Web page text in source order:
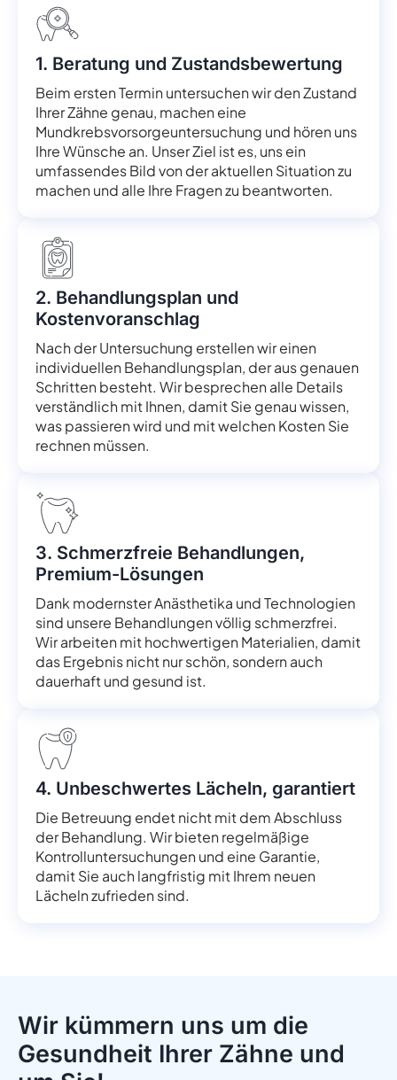
1. Beratung und Zustandsbewertung
Beim ersten Termin untersuchen wir den Zustand
Ihrer Zähne genau, machen eine
Mundkrebsvorsorgeuntersuchung und hören uns
Ihre Wünsche an. Unser Ziel ist es, uns ein
umfassendes Bild von der aktuellen Situation zu
machen und alle Ihre Fragen zu beantworten.
2. Behandlungsplan und
Kostenvoranschlag
Nach der Untersuchung erstellen wir einen
individuellen Behandlungsplan, der aus genauen
Schritten besteht. Wir besprechen alle Details
verständlich mit Ihnen, damit Sie genau wissen,
was passieren wird und mit welchen Kosten Sie
rechnen müssen.
3. Schmerzfreie Behandlungen,
Premium-Lösungen
Dank modernster Anästhetika und Technologien
sind unsere Behandlungen völlig schmerzfrei.
Wir arbeiten mit hochwertigen Materialien, damit
das Ergebnis nicht nur schön, sondern auch
dauerhaft und gesund ist.
4. Unbeschwertes Lächeln, garantiert
Die Betreuung endet nicht mit dem Abschluss
der Behandlung. Wir bieten regelmäßige
Kontrolluntersuchungen und eine Garantie,
damit Sie auch langfristig mit Ihrem neuen
Lächeln zufrieden sind.
Wir kümmern uns um die
Gesundheit Ihrer Zähne und